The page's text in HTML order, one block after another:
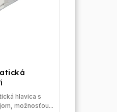
hlavica s
možnosťou...